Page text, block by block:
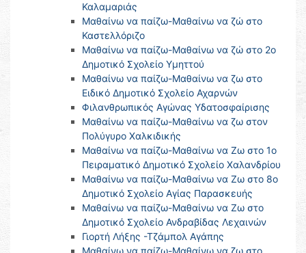
Καλαμαριάς
Μαθαίνω να παίζω-Μαθαίνω να ζώ στο
Καστελλόριζο
Μαθαίνω να παίζω-Μαθαίνω να ζώ στο 2ο
Δημοτικό Σχολείο Υμηττού
Μαθαίνω να παίζω-Μαθαίνω να ζω στο
Ειδικό Δημοτικό Σχολείο Αχαρνών
Φιλανθρωπικός Αγώνας Υδατοσφαίρισης
Μαθαίνω να παίζω-Μαθαίνω να ζω στον
Πολύγυρο Χαλκιδικής
Μαθαίνω να παίζω-Μαθαίνω να Ζω στο 1ο
Πειραματικό Δημοτικό Σχολείο Χαλανδρίου
Μαθαίνω να παίζω-Μαθαίνω να Ζω στο 8ο
Δημοτικό Σχολείο Αγίας Παρασκευής
Μαθαίνω να παίζω-Μαθαίνω να Ζω στο
Δημοτικό Σχολείο Ανδραβίδας Λεχαινών
Γιορτή Λήξης -Τζάμπολ Αγάπης